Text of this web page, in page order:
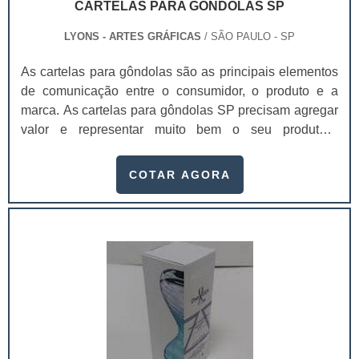
CARTELAS PARA GONDOLAS SP
LYONS - ARTES GRÁFICAS / SÃO PAULO - SP
As cartelas para gôndolas são as principais elementos
de comunicação entre o consumidor, o produto e a
marca. As cartelas para gôndolas SP precisam agregar
valor e representar muito bem o seu produto.A
comunicação entre o consumidor, o produto e a marca.
do produto. Se a embalagem não estiver de acordo com
chance do consumidor não perceber o produto é maior.
As cartelas para as gôndolas podem ser produzidas
com:Papel;Duplex;Triplex;Couchê;Pode ser produzido
em diversas gramaturas, assim como a bolha.Entre os
principais atributos mais facilmente perceptíveis
gerados pelo design estão a praticidade, conveniência,
COTAR AGORA